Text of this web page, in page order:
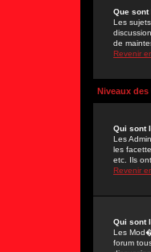
Que
Les
de
Revenir
Niveaux
Qui sont
Les
les
etc. Ils
Revenir
Qui sont
Les
forum